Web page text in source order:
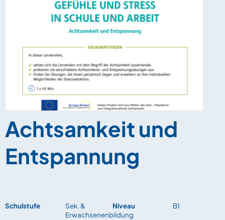
Achtsamkeit und
Entspannung
Schulstufe
Sek. &
Erwachsenenbildung
Niveau B1